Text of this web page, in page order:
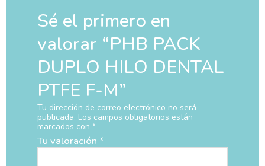
Sé el primero en
valorar “PHB PACK
DUPLO HILO DENTAL
PTFE F-M”
Tu dirección de correo electrónico no será
publicada. Los campos obligatorios están
marcados con *
Tu valoración *